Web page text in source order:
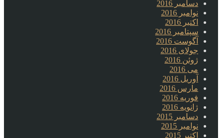
دسامبر 2016
نوامبر 2016
اکتبر 2016
سپتامبر 2016
آگوست 2016
جولای 2016
ژوئن 2016
می 2016
آوریل 2016
مارس 2016
فوریه 2016
ژانویه 2016
دسامبر 2015
نوامبر 2015
اکتبر 2015